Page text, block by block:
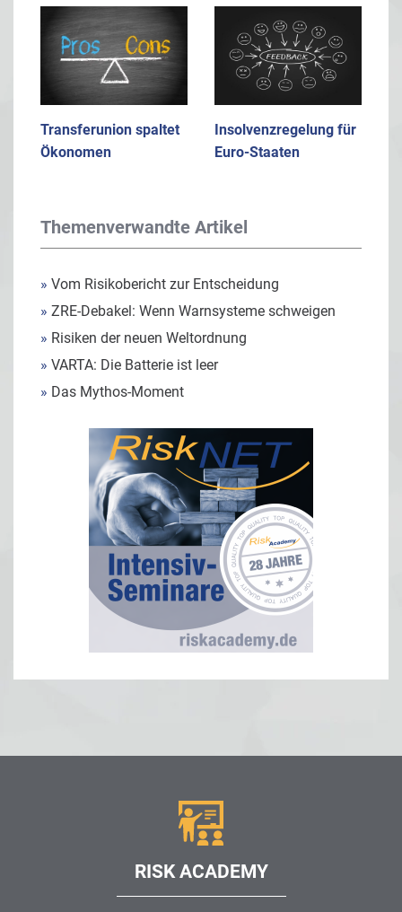
Transferunion spaltet
Ökonomen
Insolvenzregelung für
Euro-Staaten
Themenverwandte Artikel
» Vom Risikobericht zur Entscheidung
» ZRE-Debakel: Wenn Warnsysteme schweigen
» Risiken der neuen Weltordnung
» VARTA: Die Batterie ist leer
» Das Mythos-Moment
RISK ACADEMY